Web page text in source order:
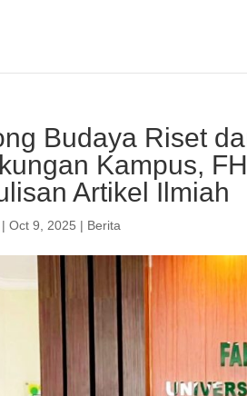
Budaya Riset
Kampus,
Artikel Ilmiah
|Oct 9, 2025 | Berita